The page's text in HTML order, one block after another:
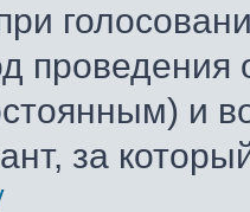
проведения
и
за